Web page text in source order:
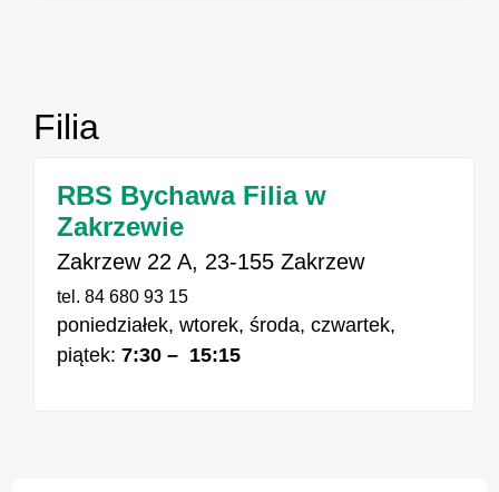
Filia
RBS Bychawa Filia w
Zakrzewie
Zakrzew 22 A, 23-155 Zakrzew
tel. 84 680 93 15
poniedziałek, wtorek, środa, czwartek,
piątek: 7:30 – 15:15